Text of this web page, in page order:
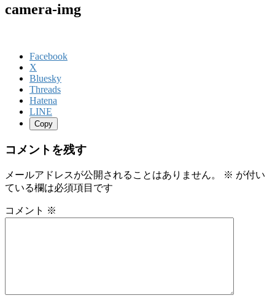
camera-img
Facebook
X
Bluesky
Threads
Hatena
LINE
Copy
コメントを残す
メールアドレスが公開されることはありません。 ※ が付い
ている欄は必須項目です
コメント ※